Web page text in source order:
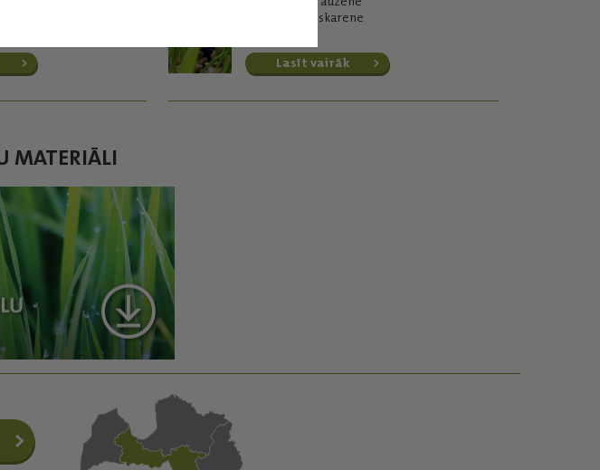
10% - pļavas skarene
Lasīt vairāk
MATERIĀLI